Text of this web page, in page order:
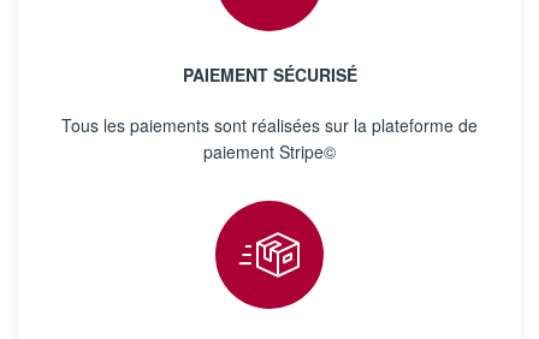
PAIEMENT SÉCURISÉ
Tous les paiements sont réalisées sur la plateforme de
paiement Stripe©